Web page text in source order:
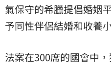
氣保守的希臘提倡婚姻
予同性伴侶結婚和收養
法案在300席的國會中